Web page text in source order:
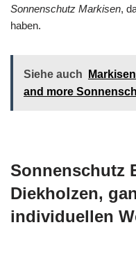
Sonnenschutz Markisen,
haben.
Siehe auch
and more
Sonnenschutz
Diekholzen,
individuellen